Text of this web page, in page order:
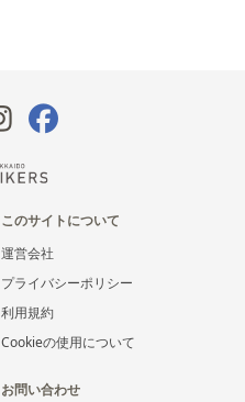
このサイトについて
運営会社
プライバシーポリシー
利用規約
Cookieの使用について
お問い合わせ